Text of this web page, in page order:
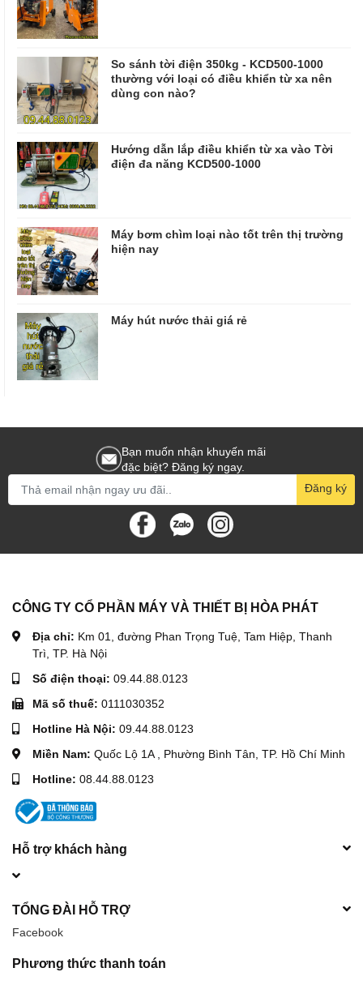
So sánh tời điện 350kg - KCD500-1000
thường với loại có điều khiển từ xa nên
dùng con nào?
Hướng dẫn lắp điều khiển từ xa vào Tời
điện đa năng KCD500-1000
Máy bơm chìm loại nào tốt trên thị trường
hiện nay
Máy hút nước thải giá rẻ
Bạn muốn nhận khuyến mãi
đặc biệt? Đăng ký ngay.
Đăng ký
CÔNG TY CỔ PHẦN MÁY VÀ THIẾT BỊ HÒA PHÁT
Địa chỉ: Km 01, đường Phan Trọng Tuệ, Tam Hiệp, Thanh
Trì, TP. Hà Nội
Số điện thoại: 09.44.88.0123
Mã số thuế: 0111030352
Hotline Hà Nội: 09.44.88.0123
Miền Nam: Quốc Lộ 1A , Phường Bình Tân, TP. Hồ Chí Minh
Hotline: 08.44.88.0123
Hỗ trợ khách hàng
TỔNG ĐÀI HỖ TRỢ
Facebook
Phương thức thanh toán